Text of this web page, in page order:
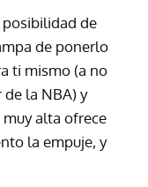
posibilidad de
de ponerlo
ti mismo (a no
de la NBA) y
alta ofrece
la empuje, y